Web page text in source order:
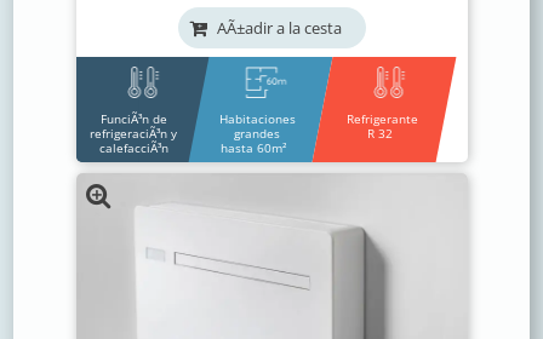
AÃ±adir a la cesta
FunciÃ³n de
refrigeraciÃ³n y
calefacciÃ³n
Habitaciones
grandes
hasta 60m²
Refrigerante
R 32